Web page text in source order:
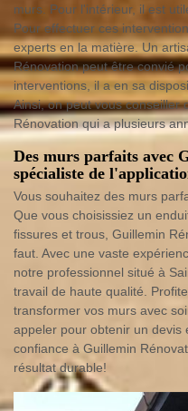
murs. Pour l'intérieur, il est
Pour effectuer ces
experts en la matière. Un
Rénovation peut être convié
interventions, il a en sa
Ainsi, on peut vous conseiller
Rénovation qui a plusieurs
Des murs parfaits avec
spécialiste de
Vous souhaitez des murs
Que vous choisissiez un
fissures et trous, Guillemin
faut. Avec une vaste
notre professionnel situé à
travail de haute qualité.
transformer vos murs avec
appeler pour obtenir un devis
confiance à Guillemin
résultat durable!